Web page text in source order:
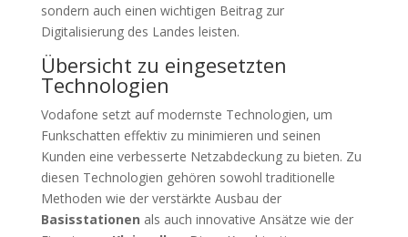
sondern auch einen wichtigen Beitrag zur
Digitalisierung des Landes leisten.
Übersicht zu eingesetzten
Technologien
Vodafone setzt auf modernste Technologien, um
Funkschatten effektiv zu minimieren und seinen
Kunden eine verbesserte Netzabdeckung zu bieten. Zu
diesen Technologien gehören sowohl traditionelle
Methoden wie der verstärkte Ausbau der
Basisstationen als auch innovative Ansätze wie der